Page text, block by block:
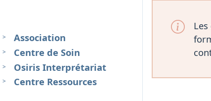
Association
Centre de Soin
Osiris Interprétariat
Centre Ressources